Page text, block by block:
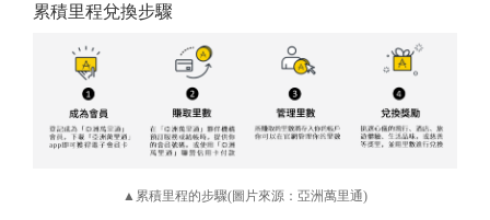
累積里程兌換步驟
▲累積里程的步驟(圖片來源：亞洲萬里通)